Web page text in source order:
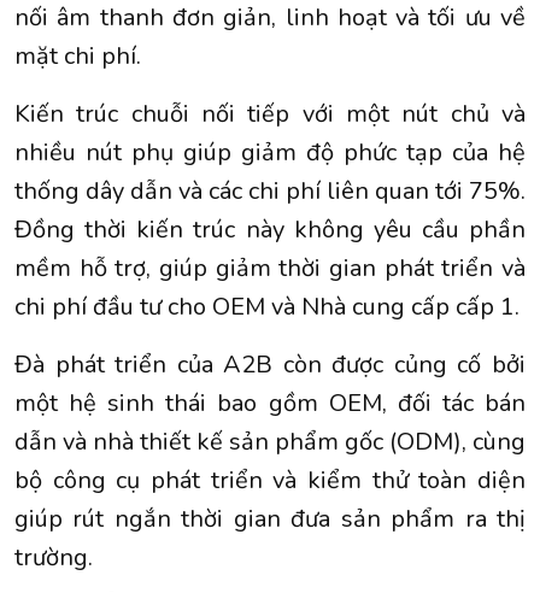
nối âm thanh đơn giản, linh hoạt và tối ưu về
mặt chi phí.
Kiến trúc chuỗi nối tiếp với một nút chủ và
nhiều nút phụ giúp giảm độ phức tạp của hệ
thống dây dẫn và các chi phí liên quan tới 75%.
Đồng thời kiến trúc này không yêu cầu phần
mềm hỗ trợ, giúp giảm thời gian phát triển và
chi phí đầu tư cho OEM và Nhà cung cấp cấp 1.
Đà phát triển của A2B còn được củng cố bởi
một hệ sinh thái bao gồm OEM, đối tác bán
dẫn và nhà thiết kế sản phẩm gốc (ODM), cùng
bộ công cụ phát triển và kiểm thử toàn diện
giúp rút ngắn thời gian đưa sản phẩm ra thị
trường.